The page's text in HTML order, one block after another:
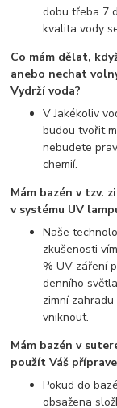
dobu třeba 7
kvalita vody
Co mám dělat,
anebo nechat
Vydrží voda?
V Jakékoliv
budou tvořit
nebudete
chemií.
Mám bazén v tzv.
v systému UV
Naše
zkušenosti
% UV záření
denního
zimní
vniknout.
Mám bazén v
použít Váš
Pokud do
obsažena